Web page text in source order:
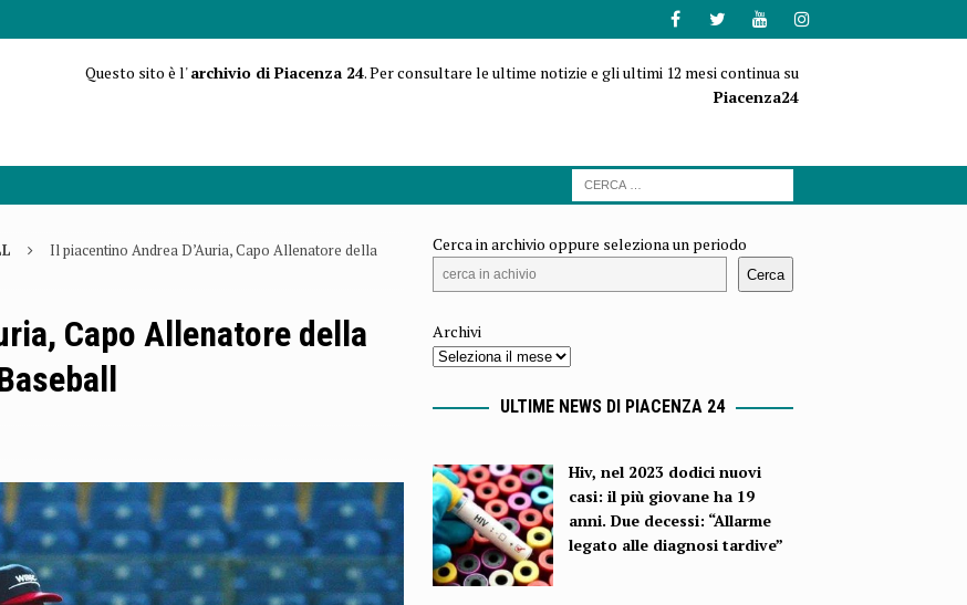
Questo sito è l'archivio di Piacenza 24. Per consultare le ultime notizie e gli ultimi 12 mesi continua su
Piacenza24
Il piacentino Andrea D’Auria, Capo Allenatore della
Capo Allenatore della
Cerca in archivio oppure seleziona un periodo
Cerca
Archivi
ULTIME NEWS DI PIACENZA 24
Hiv, nel 2023 dodici nuovi
casi: il più giovane ha 19
anni. Due decessi: “Allarme
legato alle diagnosi tardive”